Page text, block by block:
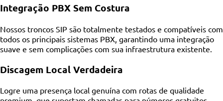
Integração PBX Sem Costura
Nossos troncos SIP são totalmente testados e compatíveis com
todos os principais sistemas PBX, garantindo uma integração
suave e sem complicações com sua infraestrutura existente.
Discagem Local Verdadeira
Logre uma presença local genuína com rotas de qualidade